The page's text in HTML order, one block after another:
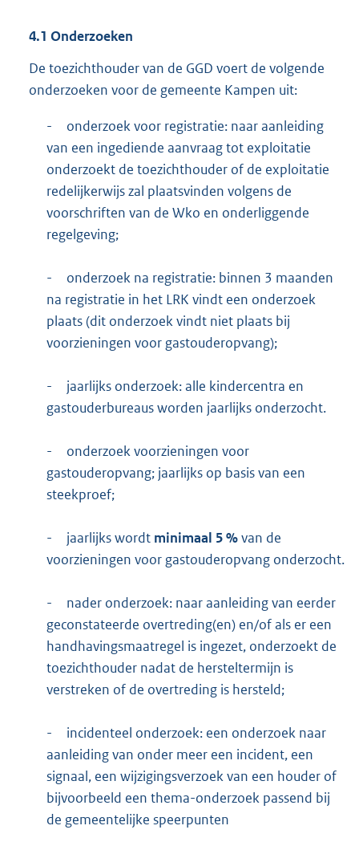
4.1 Onderzoeken
De toezichthouder van de GGD voert de volgende
onderzoeken voor de gemeente Kampen uit:
-
onderzoek voor registratie: naar aanleiding
van een ingediende aanvraag tot exploitatie
onderzoekt de toezichthouder of de exploitatie
redelijkerwijs zal plaatsvinden volgens de
voorschriften van de Wko en onderliggende
regelgeving;
-
onderzoek na registratie: binnen 3 maanden
na registratie in het LRK vindt een onderzoek
plaats (dit onderzoek vindt niet plaats bij
voorzieningen voor gastouderopvang);
-
jaarlijks onderzoek: alle kindercentra en
gastouderbureaus worden jaarlijks onderzocht.
-
onderzoek voorzieningen voor
gastouderopvang; jaarlijks op basis van een
steekproef;
- jaarlijks wordt minimaal 5 %van de
voorzieningen voor gastouderopvang onderzocht.
-
nader onderzoek: naar aanleiding van eerder
geconstateerde overtreding(en) en/of als er een
handhavingsmaatregel is ingezet, onderzoekt de
toezichthouder nadat de hersteltermijn is
verstreken of de overtreding is hersteld;
-
incidenteel onderzoek: een onderzoek naar
aanleiding van onder meer een incident, een
signaal, een wijzigingsverzoek van een houder of
bijvoorbeeld een thema-onderzoek passend bij
de gemeentelijke speerpunten